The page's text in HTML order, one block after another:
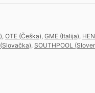
), OTE (Češka), GME (Italija),
(Slovačka), SOUTHPOOL (